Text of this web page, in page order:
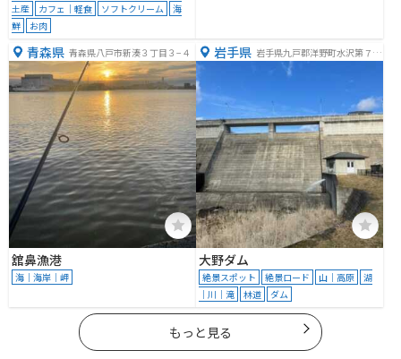
土産
カフェ｜軽食 ソフトクリーム
海
鮮
お肉
青森県 青森県八戸市新湊３丁目３−４
舘鼻漁港
海｜海岸｜岬
岩手県 岩手県九戸郡洋野町水沢第７地
割８０−１２
大野ダム
絶景スポット 絶景ロード 山｜高原
湖
｜川｜滝
林道 ダム
もっと見る